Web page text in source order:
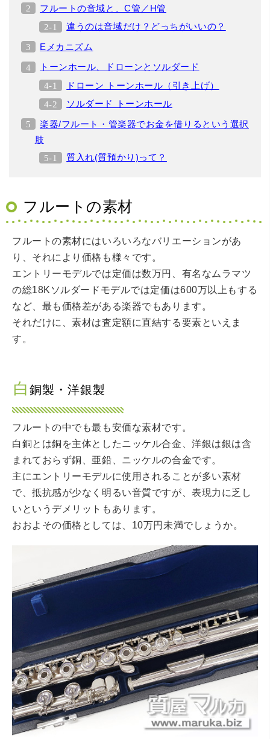
フルートの音域と、C管／H管
違うのは音域だけ？どっちがいいの？
Eメカニズム
トーンホール、ドローンとソルダード
ドローン トーンホール（引き上げ）
ソルダード トーンホール
楽器/フルート・管楽器でお金を借りるという選択
肢
質入れ(質預かり)って？
フルートの素材
フルートの素材にはいろいろなバリエーションがあ
り、それにより価格も様々です。
エントリーモデルでは定価は数万円、有名なムラマツ
の総18Kソルダードモデルでは定価は600万以上もする
など、最も価格差がある楽器でもあります。
それだけに、素材は査定額に直結する要素といえま
す。
白 銅製・洋銀製
フルートの中でも最も安価な素材です。
白銅とは銅を主体としたニッケル合金、洋銀は銀は含
まれておらず銅、亜鉛、ニッケルの合金です。
主にエントリーモデルに使用されることが多い素材
で、抵抗感が少なく明るい音質ですが、表現力に乏し
いというデメリットもあります。
おおよその価格としては、10万円未満でしょうか。